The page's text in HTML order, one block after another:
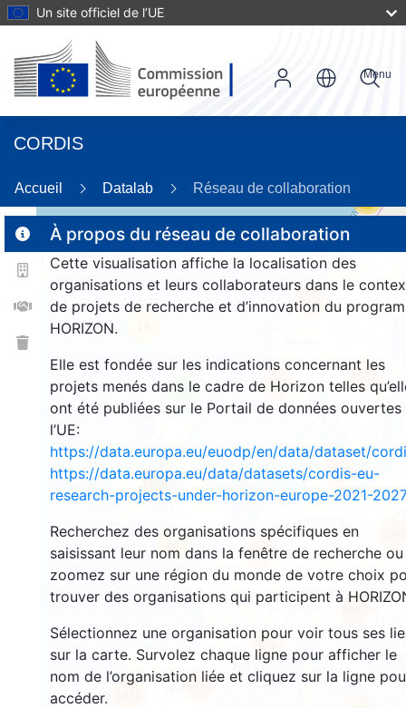
Un site officiel de l’UE
CORDIS
Menu
Accueil Datalab Réseau de collaboration
À propos du réseau de collaboration
Cette visualisation affiche la localisation des
organisations et leurs collaborateurs dans le
de projets de recherche et d’innovation du
HORIZON.
Elle est fondée sur les indications concernant les
projets menés dans le cadre de Horizon telles
ont été publiées sur le Portail de données ouvertes
l’UE:
https://data.europa.eu/euodp/en/data/dataset/
https://data.europa.eu/data/datasets/cordis-eu-
research-projects-under-horizon-europe-2021-2027
Recherchez des organisations spécifiques en
saisissant leur nom dans la fenêtre de recherche ou
zoomez sur une région du monde de votre choix
trouver des organisations qui participent à
Sélectionnez une organisation pour voir tous ses
sur la carte. Survolez chaque ligne pour afficher le
nom de l’organisation liée et cliquez sur la ligne
accéder.
9
159
263
5810
60
511
3550
1566
18698
1551